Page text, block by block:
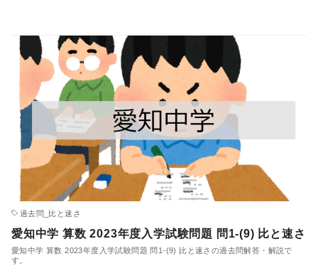
過去問_比と速さ
愛知中学 算数 2023年度入学試験問題 問1-(9) 比と速さ
愛知中学 算数 2023年度入学試験問題 問1-(9) 比と速さの過去問解答・解説で
す。